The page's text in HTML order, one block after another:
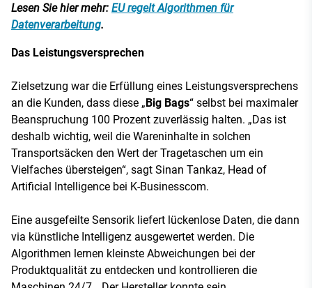
Lesen Sie hier mehr: EU regelt Algorithmen für
Datenverarbeitung.
Das Leistungsversprechen
Zielsetzung war die Erfüllung eines Leistungsversprechens
an die Kunden, dass diese „Big Bags“ selbst bei maximaler
Beanspruchung 100 Prozent zuverlässig halten. „Das ist
deshalb wichtig, weil die Wareninhalte in solchen
Transportsäcken den Wert der Tragetaschen um ein
Vielfaches übersteigen“, sagt Sinan Tankaz, Head of
Artificial Intelligence bei K-Businesscom.
Eine ausgefeilte Sensorik liefert lückenlose Daten, die dann
via künstliche Intelligenz ausgewertet werden. Die
Algorithmen lernen kleinste Abweichungen bei der
Produktqualität zu entdecken und kontrollieren die